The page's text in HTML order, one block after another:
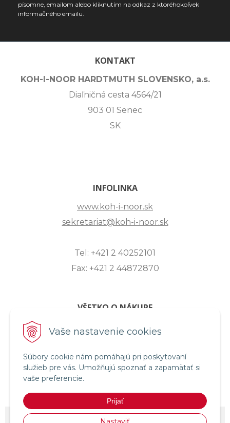
Vaše nastavenie cookies
Súbory cookie nám pomáhajú pri poskytovaní
služieb pre vás. Umožňujú spoznať a zapamätať si
vaše preferencie.
Prijať
písomne, emailom alebo kliknutím na odkaz z ktoréhokoľvek
informačného emailu.
KONTAKT
KOH-I-NOOR HARDTMUTH SLOVENSKO, a.s.
Diaľničná cesta 4564/21
903 01 Senec
SK
INFOLINKA
www.koh-i-noor.sk
sekretariat@koh-i-noor.sk
Tel: +421 2 40252101
Fax: +421 2 44872870
VŠETKO O NÁKUPE
ZASLANIE OTÁZKY
OBCHODNÉ PODMIENKY
REKLAMAČNÝ PORIADOK
© 2026 KOH-I-NOOR HARDTMUTH SLOVENSKO • e-shop